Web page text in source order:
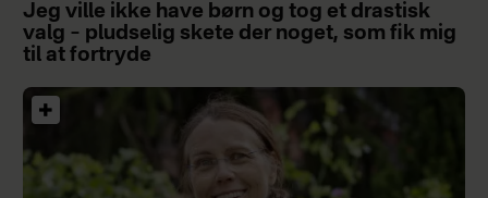
Jeg ville ikke have børn og tog et drastisk
valg – pludselig skete der noget, som fik mig
til at fortryde